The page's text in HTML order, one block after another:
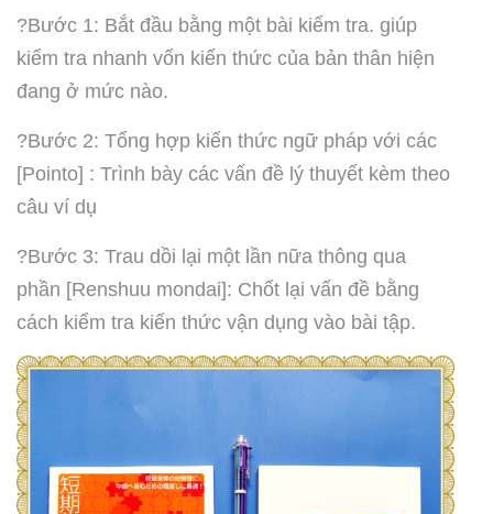
?Bước 1: Bắt đầu bằng một bài kiểm tra. giúp
kiểm tra nhanh vốn kiến thức của bản thân hiện
đang ở mức nào.
?Bước 2: Tổng hợp kiến thức ngữ pháp với các
[Pointo] : Trình bày các vấn đề lý thuyết kèm theo
câu ví dụ
?Bước 3: Trau dồi lại một lần nữa thông qua
phần [Renshuu mondai]: Chốt lại vấn đề bằng
cách kiểm tra kiến thức vận dụng vào bài tập.